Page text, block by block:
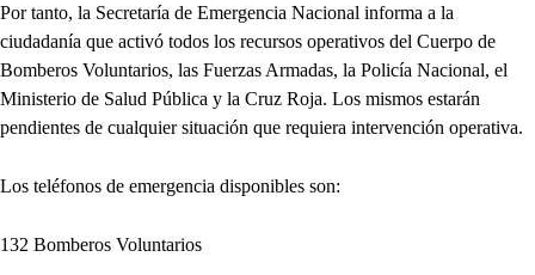
Por tanto, la Secretaría de Emergencia Nacional informa a la
ciudadanía que activó todos los recursos operativos del Cuerpo de
Bomberos Voluntarios, las Fuerzas Armadas, la Policía Nacional, el
Ministerio de Salud Pública y la Cruz Roja. Los mismos estarán
pendientes de cualquier situación que requiera intervención operativa.
Los teléfonos de emergencia disponibles son:
132 Bomberos Voluntarios